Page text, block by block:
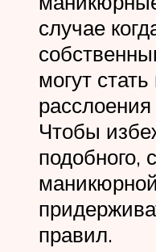
случае
могут
расслоения
Чтобы
подобного,
правил.